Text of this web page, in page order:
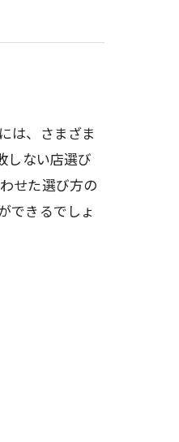
は、さまざま
しない店選び
せた選び方の
できるでしょ